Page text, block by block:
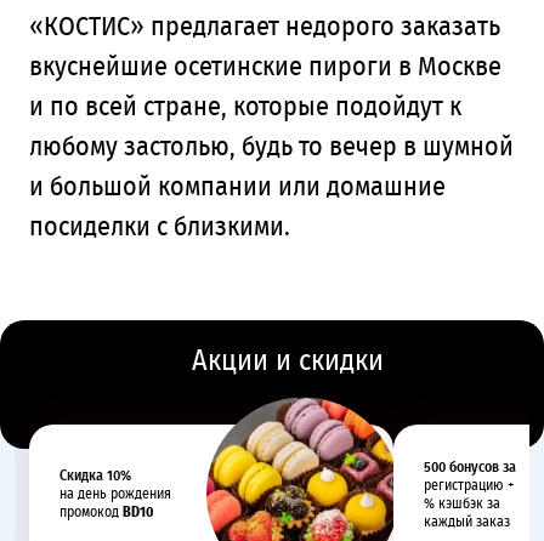
«КОСТИС» предлагает недорого заказать
вкуснейшие осетинские пироги в Москве
и по всей стране, которые подойдут к
любому застолью, будь то вечер в шумной
и большой компании или домашние
посиделки с близкими.
Акции и скидки
Cкидка 10%
на день рождения
промокод BD10
500 бонусов за
регистрацию +
% кэшбэк за
каждый заказ